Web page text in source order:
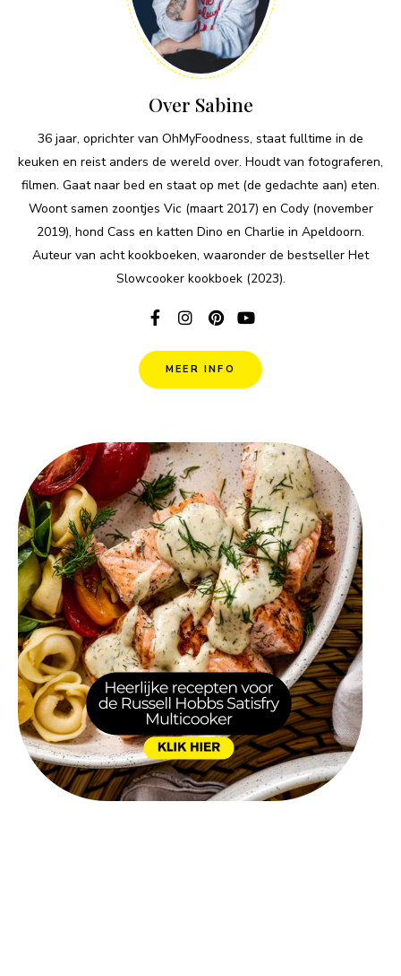
Over Sabine
36 jaar, oprichter van OhMyFoodness, staat fulltime in de
keuken en reist anders de wereld over. Houdt van fotograferen,
filmen. Gaat naar bed en staat op met (de gedachte aan) eten.
Woont samen zoontjes Vic (maart 2017) en Cody (november
2019), hond Cass en katten Dino en Charlie in Apeldoorn.
Auteur van acht kookboeken, waaronder de bestseller Het
Slowcooker kookboek (2023).
MEER INFO